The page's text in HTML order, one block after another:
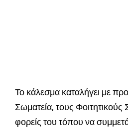
Το κάλεσμα καταλήγει με
Σωματεία, τους Φοιτητικούς
φορείς του τόπου να